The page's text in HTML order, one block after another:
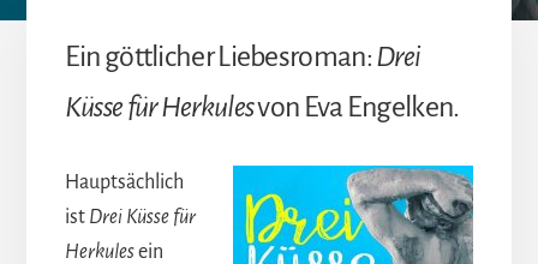
Ein göttlicher Liebesroman:Drei
Küsse für Herkulesvon Eva Engelken.
Hauptsächlich
ist Drei Küsse für
Herkulesein